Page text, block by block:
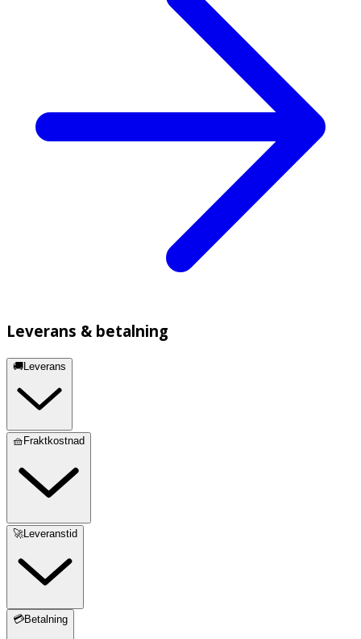
Leverans & betalning
🚚Leverans
🧺Fraktkostnad
🚀Leveranstid
💳Betalning